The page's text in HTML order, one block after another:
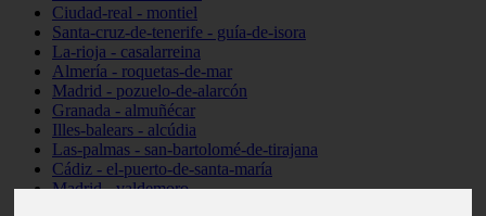
Ciudad-real - montiel
Santa-cruz-de-tenerife - guía-de-isora
La-rioja - casalarreina
Almería - roquetas-de-mar
Madrid - pozuelo-de-alarcón
Granada - almuñécar
Illes-balears - alcúdia
Las-palmas - san-bartolomé-de-tirajana
Cádiz - el-puerto-de-santa-maría
Madrid - valdemoro